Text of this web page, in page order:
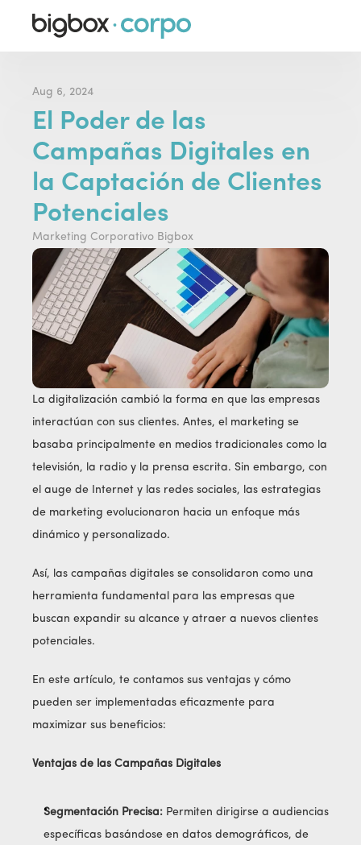
Aug 6, 2024
El Poder de las
Campañas Digitales en
la Captación de Clientes
Potenciales
Marketing Corporativo Bigbox
La digitalización cambió la forma en que las empresas
interactúan con sus clientes. Antes, el marketing se
basaba principalmente en medios tradicionales como la
televisión, la radio y la prensa escrita. Sin embargo, con
el auge de Internet y las redes sociales, las estrategias
de marketing evolucionaron hacia un enfoque más
dinámico y personalizado.
Así, las campañas digitales se consolidaron como una
herramienta fundamental para las empresas que
buscan expandir su alcance y atraer a nuevos clientes
potenciales.
En este artículo, te contamos sus ventajas y cómo
pueden ser implementadas eficazmente para
maximizar sus beneficios:
Ventajas de las Campañas Digitales
Segmentación Precisa: Permiten dirigirse a audiencias
específicas basándose en datos demográficos, de